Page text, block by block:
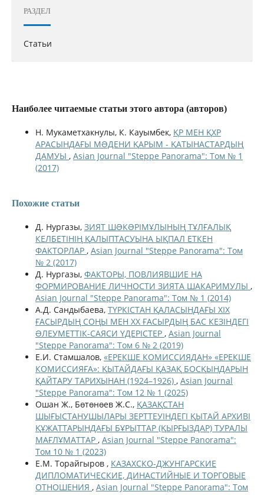
РАЗДЕЛ
Статьи
Наиболее читаемые статьи этого автора (авторов)
Н. Мукаметхакнулы, К. Кауымбек, ҚР МЕН ҚХР
АРАСЫНДАҒЫ МƏДЕНИ ҚАРЫМ - ҚАТЫНАСТАРДЫҢ
ДАМУЫ , Asian Journal "Steppe Panorama": Том № 1
(2017)
Похожие статьи
Д. Нургазы, ЗИЯТ ШƏКƏРІМҰЛЫНЫҢ ТҰЛҒАЛЫҚ
КЕЛБЕТІНІҢ ҚАЛЫПТАСУЫНА ЫҚПАЛ ЕТКЕН
ФАКТОРЛАР , Asian Journal "Steppe Panorama": Том
№ 2 (2017)
Д. Нургазы, ФАКТОРЫ, ПОВЛИЯВШИЕ НА
ФОРМИРОВАНИЕ ЛИЧНОСТИ ЗИЯТА ШАКАРИМУЛЫ ,
Asian Journal "Steppe Panorama": Том № 1 (2014)
А.Д. Сандыбаева, ТҮРКІСТАН ҚАЛАСЫНДАҒЫ ХІХ
ҒАСЫРДЫҢ СОҢЫ МЕН ХХ ҒАСЫРДЫҢ БАС КЕЗІНДЕГІ
ƏЛЕУМЕТТІК-САЯСИ ҮДЕРІСТЕР , Asian Journal
"Steppe Panorama": Том 6 № 2 (2019)
Е.И. Стамшалов, «ЕРЕКШЕ КОМИССИЯДАН» «ЕРЕКШЕ
КОМИССИЯҒА»: ҚЫТАЙДАҒЫ ҚАЗАҚ БОСҚЫНДАРЫН
ҚАЙТАРУ ТАРИХЫНАН (1924–1926) , Asian Journal
"Steppe Panorama": Том 12 № 1 (2025)
Ошан Ж., Бөтөнөев Ж.С., ҚАЗАҚСТАН
ШЫҒЫСТАНУШЫЛАРЫ ЗЕРТТЕУІНДЕГІ ҚЫТАЙ АРХИВІ
ҚҰЖАТТАРЫНДАҒЫ БҰРЫТТАР (ҚЫРҒЫЗДАР) ТУРАЛЫ
МАҒЛҰМАТТАР , Asian Journal "Steppe Panorama":
Том 10 № 1 (2023)
Е.М. Торайгыров , КАЗАХСКО-ДЖУНГАРСКИЕ
ДИПЛОМАТИЧЕСКИЕ, ДИНАСТИЙНЫЕ И ТОРГОВЫЕ
ОТНОШЕНИЯ , Asian Journal "Steppe Panorama": Том